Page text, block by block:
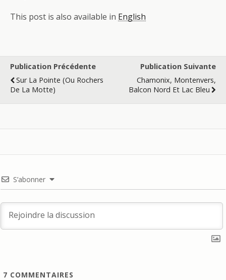
This post is also available in English
Publication Précédente
Sur La Pointe (ou Rochers
De La Motte)
Publication Suivante
Chamonix, Montenvers,
Balcon Nord Et Lac Bleu
S’abonner
7 COMMENTAIRES